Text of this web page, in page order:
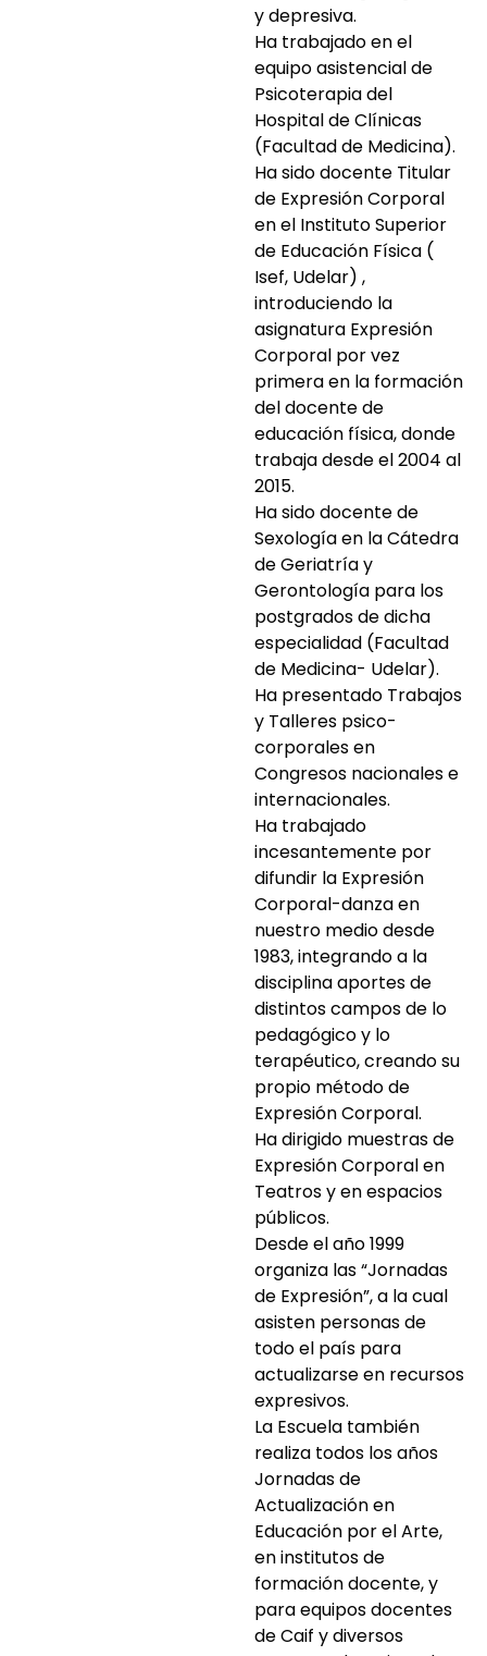
y depresiva.
Ha trabajado en el
equipo asistencial de
Psicoterapia del
Hospital de Clínicas
(Facultad de Medicina).
Ha sido docente Titular
de Expresión Corporal
en el Instituto Superior
de Educación Física (
Isef, Udelar) ,
introduciendo la
asignatura Expresión
Corporal por vez
primera en la formación
del docente de
educación física, donde
trabaja desde el 2004 al
2015.
Ha sido docente de
Sexología en la Cátedra
de Geriatría y
Gerontología para los
postgrados de dicha
especialidad (Facultad
de Medicina- Udelar).
Ha presentado Trabajos
y Talleres psico-
corporales en
Congresos nacionales e
internacionales.
Ha trabajado
incesantemente por
difundir la Expresión
Corporal-danza en
nuestro medio desde
1983, integrando a la
disciplina aportes de
distintos campos de lo
pedagógico y lo
terapéutico, creando su
propio método de
Expresión Corporal.
Ha dirigido muestras de
Expresión Corporal en
Teatros y en espacios
públicos.
Desde el año 1999
organiza las “Jornadas
de Expresión”, a la cual
asisten personas de
todo el país para
actualizarse en recursos
expresivos.
La Escuela también
realiza todos los años
Jornadas de
Actualización en
Educación por el Arte,
en institutos de
formación docente, y
para equipos docentes
de Caif y diversos